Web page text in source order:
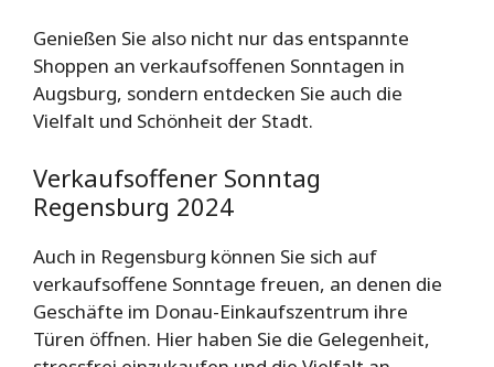
Genießen Sie also nicht nur das entspannte
Shoppen an verkaufsoffenen Sonntagen in
Augsburg, sondern entdecken Sie auch die
Vielfalt und Schönheit der Stadt.
Verkaufsoffener Sonntag
Regensburg 2024
Auch in Regensburg können Sie sich auf
verkaufsoffene Sonntage freuen, an denen die
Geschäfte im Donau-Einkaufszentrum ihre
Türen öffnen. Hier haben Sie die Gelegenheit,